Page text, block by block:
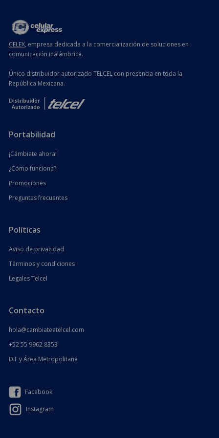
CELEX, empresa dedicada a la comercialización de soluciones en
comunicación inalámbrica.
Único distribuidor autorizado TELCEL con presencia en toda la
República Mexicana.
Portabilidad
¡Cámbiate ahora!
¿Cómo funciona?
Promociones
Preguntas frecuentes
Políticas
Aviso de privacidad
Términos y condiciones
Legales Telcel
Contacto
hola@cambiateatelcel.com
+52 55 9962 8353
D.F y Área Metropolitana
Facebook
Instagram